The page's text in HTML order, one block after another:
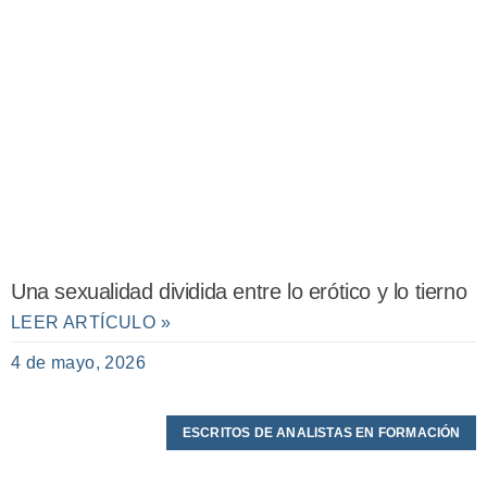
Una sexualidad dividida entre lo erótico y lo tierno
LEER ARTÍCULO »
4 de mayo, 2026
ESCRITOS DE ANALISTAS EN FORMACIÓN